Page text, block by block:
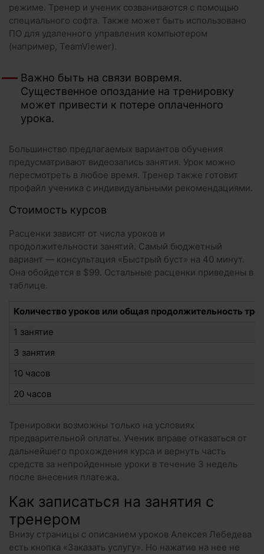
режиме. Тренер и ученик созваниваются с помощью
специального софта. Также может быть использовано
ПО для удаленного управления компьютером
(например, TeamViewer).
Важно быть на связи вовремя.
Существенное опоздание на тренировку
может привести к потере оплаченного
урока.
Большинство предлагаемых вариантов обучения
предусматривают видеозапись занятия. Урок можно
пересмотреть в любое время. Тренер также готовит
профайл ученика с индивидуальными рекомендациями.
Стоимость курсов
Расценки зависят от числа уроков и
продолжительности занятий. Самый бюджетный
вариант — консультация «Быстрый буст» на 40 минут.
Она обойдется в $99. Остальные расценки приведены в
таблице.
Количество уроков или общая продолжительность
1 занятие
3 занятия
10 часов
20 часов
Тренировки возможны только на условиях
предварительной оплаты. Ученик вправе отказаться от
дальнейшего прохождения курса и вернуть часть
средств за непройденные уроки в течение 3 недель
после внесения платежа.
Как записаться на занятия с
тренером
Внизу страницы с описанием уроков Алексея Лебедева
есть кнопка «Заказать услугу». Но нажатие на нее не